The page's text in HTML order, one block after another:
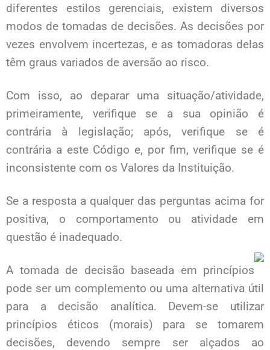
diferentes estilos gerenciais, existem diversos
modos de tomadas de decisões. As decisões por
vezes envolvem incertezas, e as tomadoras delas
têm graus variados de aversão ao risco.
Com isso, ao deparar uma situação/atividade,
primeiramente, verifique se a sua opinião é
contrária à legislação; após, verifique se é
contrária a este Código e, por fim, verifique se é
inconsistente com os Valores da Instituição.
Se a resposta a qualquer das perguntas acima for
positiva, o comportamento ou atividade em
questão é inadequado.
A tomada de decisão baseada em princípios
pode ser um complemento ou uma alternativa útil
para a decisão analítica. Devem-se utilizar
princípios éticos (morais) para se tomarem
decisões, devendo sempre ser alçados ao